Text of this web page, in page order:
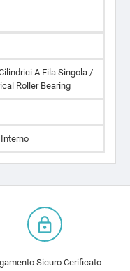
A Fila Singola /
Roller Bearing
lock_outline
Sicuro Cerificato